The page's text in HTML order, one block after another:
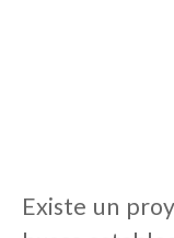
Existe un